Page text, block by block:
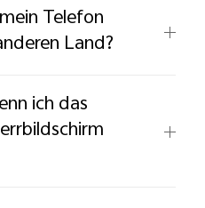
Telefon
Land?
ich das